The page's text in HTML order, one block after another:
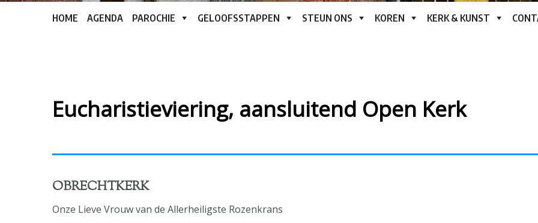
HOME AGENDA PAROCHIE GELOOFSSTAPPEN STEUN ONS KOREN KERK & KUNST
Eucharistieviering, aansluitend Open Kerk
OBRECHTKERK
Onze Lieve Vrouw van de Allerheiligste Rozenkrans